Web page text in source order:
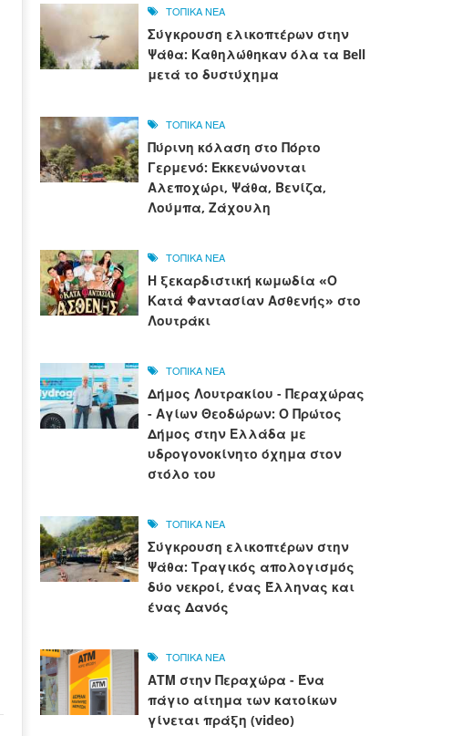
ΤΟΠΙΚΑ ΝΕΑ
Σύγκρουση ελικοπτέρων στην
Ψάθα: Καθηλώθηκαν όλα τα Bell
μετά το δυστύχημα
ΤΟΠΙΚΑ ΝΕΑ
Πύρινη κόλαση στο Πόρτο
Γερμενό: Εκκενώνονται
Αλεποχώρι, Ψάθα, Βενίζα,
Λούμπα, Ζάχουλη
ΤΟΠΙΚΑ ΝΕΑ
Η ξεκαρδιστική κωμωδία «Ο
Κατά Φαντασίαν Ασθενής» στο
Λουτράκι
ΤΟΠΙΚΑ ΝΕΑ
Δήμος Λουτρακίου - Περαχώρας
- Αγίων Θεοδώρων: Ο Πρώτος
Δήμος στην Ελλάδα με
υδρογονοκίνητο όχημα στον
στόλο του
ΤΟΠΙΚΑ ΝΕΑ
Σύγκρουση ελικοπτέρων στην
Ψάθα: Τραγικός απολογισμός
δύο νεκροί, ένας Έλληνας και
ένας Δανός
ΤΟΠΙΚΑ ΝΕΑ
ΑΤΜ στην Περαχώρα - Ένα
πάγιο αίτημα των κατοίκων
γίνεται πράξη (video)